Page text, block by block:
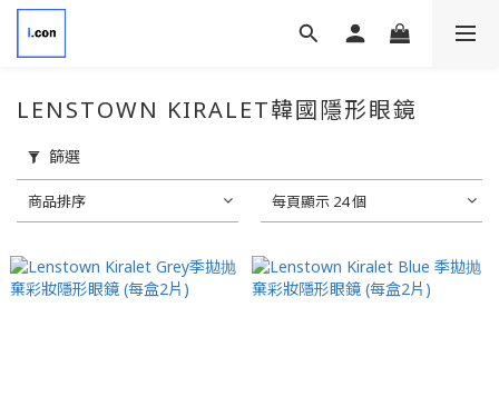
LENSTOWN KIRALET韓國隱形眼鏡
篩選
商品排序 每頁顯示 24 個